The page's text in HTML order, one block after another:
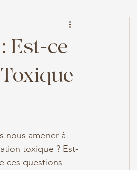
Est-ce
nous amener à
toxique ? Est-
ces questions